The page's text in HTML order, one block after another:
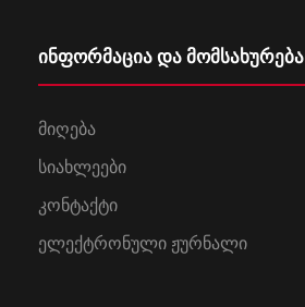
ინფორმაცია და მომსახურება
მიღება
სიახლეები
კონტაქტი
ელექტრონული ჟურნალი